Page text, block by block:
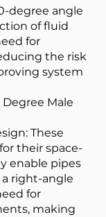
degree angle
of fluid
for
the risk
system
Male
These
their space-
enable pipes
right-angle
for
making